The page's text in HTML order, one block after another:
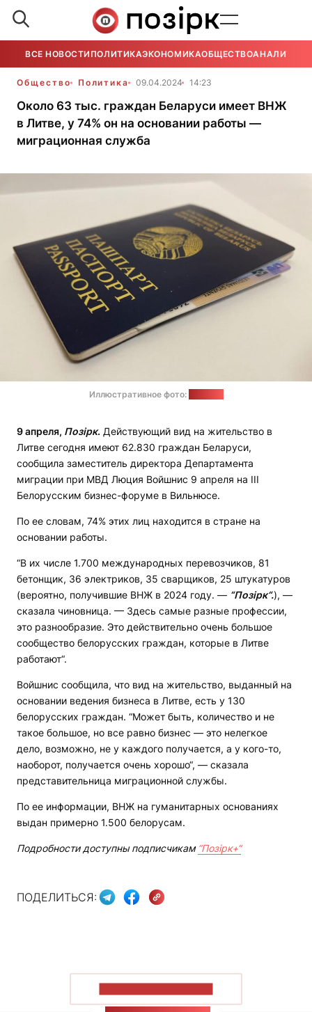
ВСЕ НОВОСТИ ПОЛИТИКАЭКОНОМИКАОБЩЕСТВОАНАЛИТИКА
Общество Политика 09.04.2024 14:23
Около 63 тыс. граждан Беларуси имеет ВНЖ
в Литве, у 74% он на основании работы —
миграционная служба
Иллюстративное фото:
9 апреля, Позірк. Действующий вид на жительство в
Литве сегодня имеют 62.830 граждан Беларуси,
сообщила заместитель директора Департамента
миграции при МВД Люция Войшнис 9 апреля на III
Белорусским бизнес-форуме в Вильнюсе.
По ее словам, 74% этих лиц находится в стране на
основании работы.
“В их числе 1.700 международных перевозчиков, 81
бетонщик, 36 электриков, 35 сварщиков, 25 штукатуров
(вероятно, получившие ВНЖ в 2024 году. — “Позірк“.), —
сказала чиновница. — Здесь самые разные профессии,
это разнообразие. Это действительно очень большое
сообщество белорусских граждан, которые в Литве
работают“.
Войшнис сообщила, что вид на жительство, выданный на
основании ведения бизнеса в Литве, есть у 130
белорусских граждан. “Может быть, количество и не
такое большое, но все равно бизнес — это нелегкое
дело, возможно, не у каждого получается, а у кого-то,
наоборот, получается очень хорошо“, — сказала
представительница миграционной службы.
По ее информации, ВНЖ на гуманитарных основаниях
выдан примерно 1.500 белорусам.
Подробности доступны подписчикам “Позірк+“
ПОДЕЛИТЬСЯ: